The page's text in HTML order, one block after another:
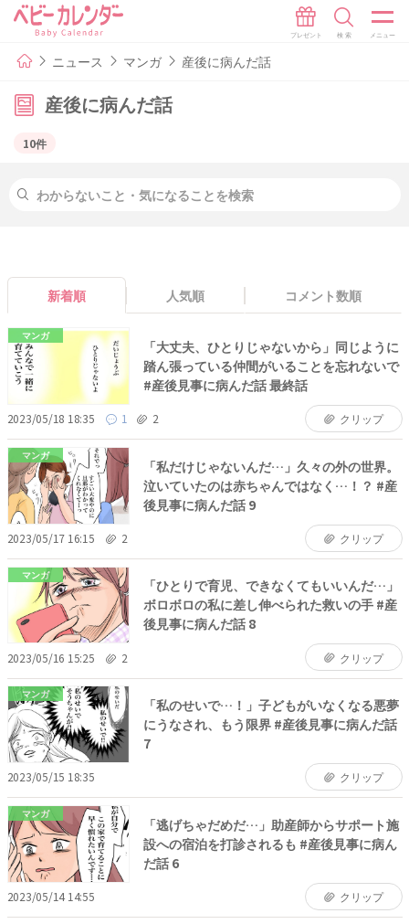
ニュース マンガ 産後に病んだ話
産後に病んだ話
10件
新着順 人気順 コメント数順
マンガ
「大丈夫、ひとりじゃないから」同じように
踏ん張っている仲間がいることを忘れないで
#産後見事に病んだ話 最終話
2023/05/18 18:35 1 2 クリップ
マンガ
「私だけじゃないんだ…」久々の外の世界。
泣いていたのは赤ちゃんではなく…！？ #産
後見事に病んだ話 9
2023/05/17 16:15 2 クリップ
マンガ
「ひとりで育児、できなくてもいいんだ…」
ボロボロの私に差し伸べられた救いの手 #産
後見事に病んだ話 8
2023/05/16 15:25 2 クリップ
マンガ
「私のせいで…！」子どもがいなくなる悪夢
にうなされ、もう限界 #産後見事に病んだ話
7
2023/05/15 18:35 クリップ
マンガ
「逃げちゃだめだ…」助産師からサポート施
設への宿泊を打診されるも #産後見事に病ん
だ話 6
2023/05/14 14:55 クリップ